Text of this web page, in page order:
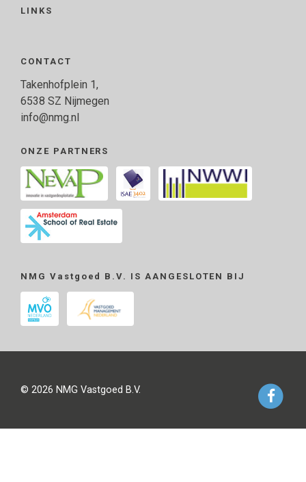
LINKS
CONTACT
Takenhofplein 1,
6538 SZ Nijmegen
info@nmg.nl
ONZE PARTNERS
NMG Vastgoed B.V. IS AANGESLOTEN BIJ
© 2026 NMG Vastgoed B.V.